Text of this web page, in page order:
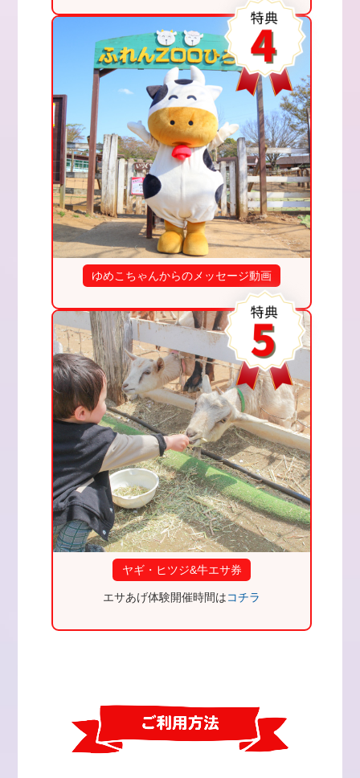
ゆめこちゃんからのメッセージ動画
ヤギ・ヒツジ&牛エサ券
エサあげ体験開催時間はコチラ